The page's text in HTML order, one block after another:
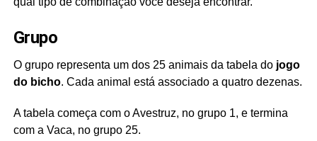
Grupo
O grupo representa um dos 25 animais da tabela do jogo
do bicho. Cada animal está associado a quatro dezenas.
A tabela começa com o Avestruz, no grupo 1, e termina
com a Vaca, no grupo 25.